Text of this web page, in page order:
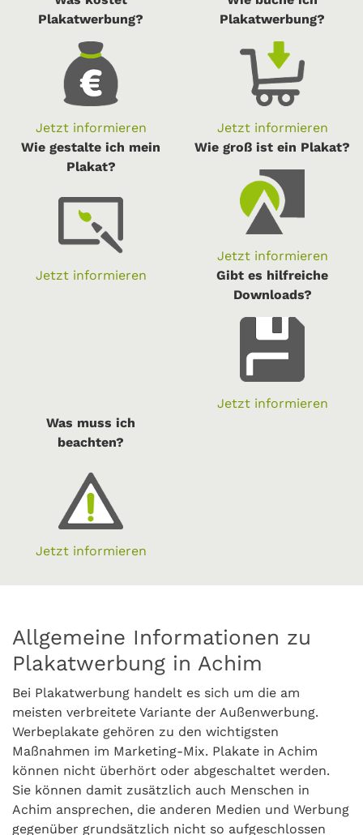
Plakatwerbung?
Jetzt informieren
Plakatwerbung?
Jetzt informieren
Wie gestalte ich mein
Plakat?
Jetzt informieren
Wie groß ist ein Plakat?
Jetzt informieren
Gibt es hilfreiche
Downloads?
Jetzt informieren
Was muss ich
beachten?
Jetzt informieren
Allgemeine Informationen zu
Plakatwerbung in Achim
Bei Plakatwerbung handelt es sich um die am
meisten verbreitete Variante der Außenwerbung.
Werbeplakate gehören zu den wichtigsten
Maßnahmen im Marketing-Mix. Plakate in Achim
können nicht überhört oder abgeschaltet werden.
Sie können damit zusätzlich auch Menschen in
Achim ansprechen, die anderen Medien und Werbung
gegenüber grundsätzlich nicht so aufgeschlossen